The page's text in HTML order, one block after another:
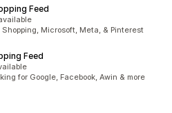
Feed
Microsoft, Meta, & Pinterest
Feed
for Google, Facebook, Awin & more